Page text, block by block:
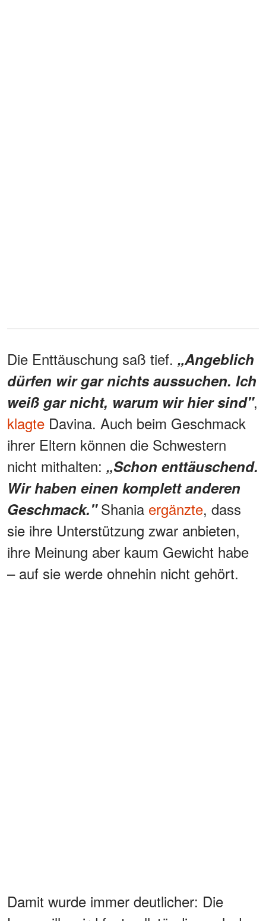
Die Enttäuschung saß tief. „Angeblich
dürfen wir gar nichts aussuchen. Ich
weiß gar nicht, warum wir hier sind",
klagte Davina. Auch beim Geschmack
ihrer Eltern können die Schwestern
nicht mithalten: „Schon enttäuschend.
Wir haben einen komplett anderen
Geschmack."Shania ergänzte, dass
sie ihre Unterstützung zwar anbieten,
ihre Meinung aber kaum Gewicht habe
– auf sie werde ohnehin nicht gehört.
Damit wurde immer deutlicher: Die